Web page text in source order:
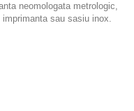
neomologata metrologic,
sau sasiu inox.